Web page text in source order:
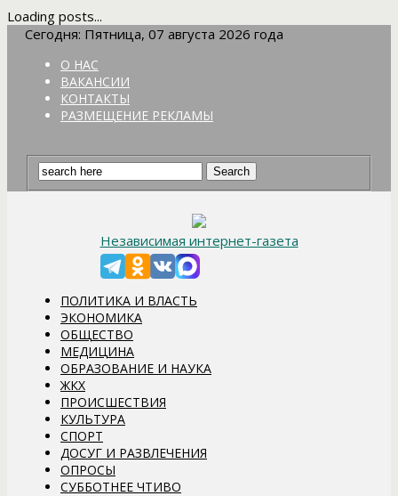
Loading posts...
Сегодня: Пятница, 07 августа 2026 года
О НАС
ВАКАНСИИ
КОНТАКТЫ
РАЗМЕЩЕНИЕ РЕКЛАМЫ
Независимая интернет-газета
ПОЛИТИКА И ВЛАСТЬ
ЭКОНОМИКА
ОБЩЕСТВО
МЕДИЦИНА
ОБРАЗОВАНИЕ И НАУКА
ЖКХ
ПРОИСШЕСТВИЯ
КУЛЬТУРА
СПОРТ
ДОСУГ И РАЗВЛЕЧЕНИЯ
ОПРОСЫ
СУББОТНЕЕ ЧТИВО